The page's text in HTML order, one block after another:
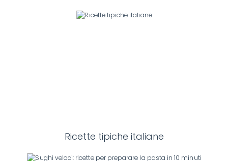
Ricette tipiche italiane